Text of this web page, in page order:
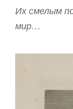
Их смелым
мир…